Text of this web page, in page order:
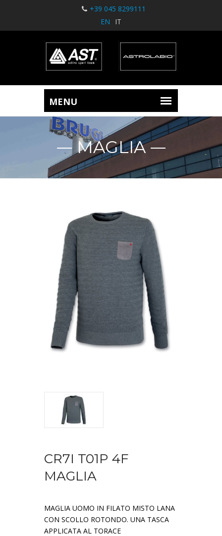
+39 045 8299111
EN
IT
MAGLIA
CR7I T01P 4F
MAGLIA
MAGLIA UOMO IN FILATO MISTO LANA
CON SCOLLO ROTONDO. UNA TASCA
APPLICATA AL TORACE